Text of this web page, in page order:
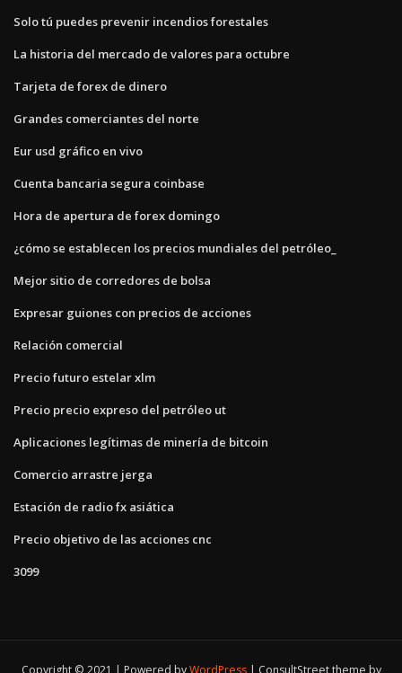
Solo tú puedes prevenir incendios forestales
La historia del mercado de valores para octubre
Tarjeta de forex de dinero
Grandes comerciantes del norte
Eur usd gráfico en vivo
Cuenta bancaria segura coinbase
Hora de apertura de forex domingo
¿cómo se establecen los precios mundiales del petróleo_
Mejor sitio de corredores de bolsa
Expresar guiones con precios de acciones
Relación comercial
Precio futuro estelar xlm
Precio precio expreso del petróleo ut
Aplicaciones legítimas de minería de bitcoin
Comercio arrastre jerga
Estación de radio fx asiática
Precio objetivo de las acciones cnc
3099